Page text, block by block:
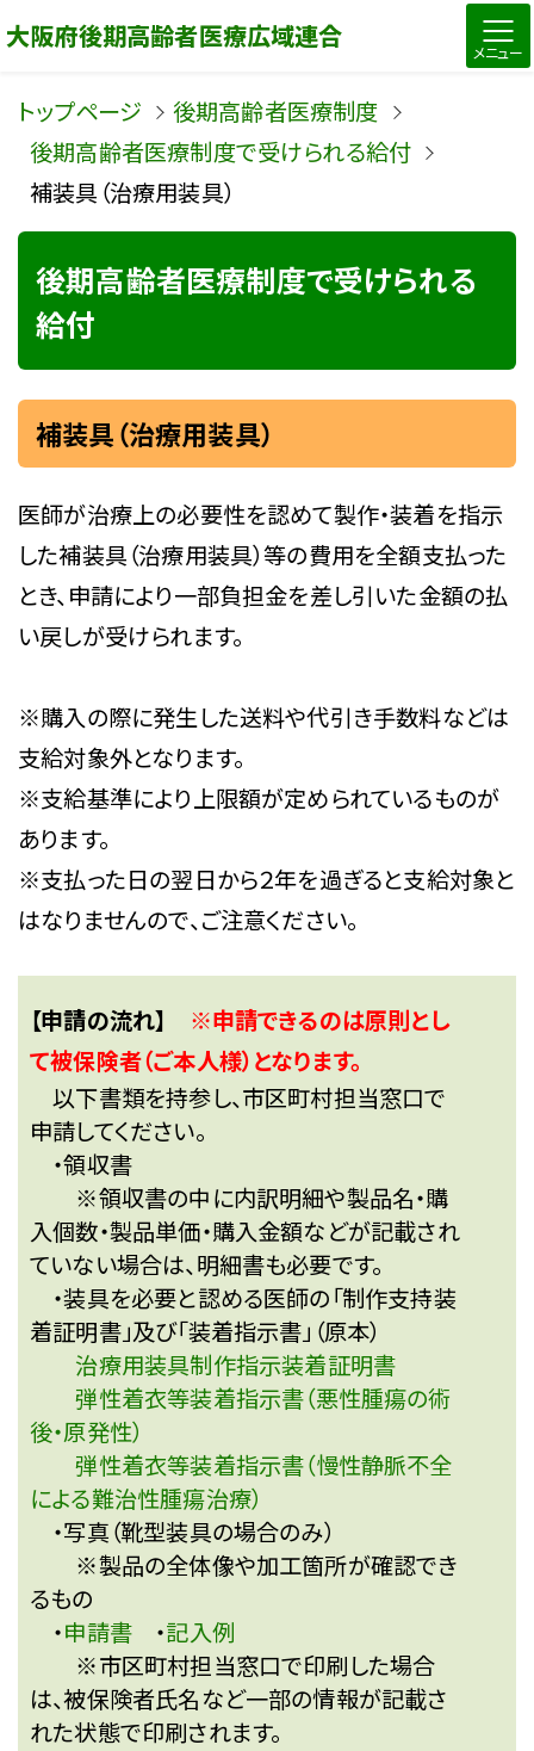
大阪府後期高齢者医療広域連合 メニュー
トップページ
後期高齢者医療制度
後期高齢者医療制度で受けられる給付
補装具（治療用装具）
後期高齢者医療制度で受けられる
給付
補装具（治療用装具）
医師が治療上の必要性を認めて製作・装着を指示
した補装具（治療用装具）等の費用を全額支払った
とき、申請により一部負担金を差し引いた金額の払
い戻しが受けられます。
※購入の際に発生した送料や代引き手数料などは
支給対象外となります。
※支給基準により上限額が定められているものが
あります。
※支払った日の翌日から２年を過ぎると支給対象と
はなりませんので、ご注意ください。
【申請の流れ】 ※申請できるのは原則とし
て被保険者（ご本人様）となります。
以下書類を持参し、市区町村担当窓口で
申請してください。
・領収書
※領収書の中に内訳明細や製品名・購
入個数・製品単価・購入金額などが記載され
ていない場合は、明細書も必要です。
・装具を必要と認める医師の「制作支持装
着証明書」及び「装着指示書」（原本）
治療用装具制作指示装着証明書
弾性着衣等装着指示書（悪性腫瘍の術
後・原発性）
弾性着衣等装着指示書（慢性静脈不全
による難治性腫瘍治療）
・写真（靴型装具の場合のみ）
※製品の全体像や加工箇所が確認でき
るもの
・申請書・記入例
※市区町村担当窓口で印刷した場合
は、被保険者氏名など一部の情報が記載さ
れた状態で印刷されます。